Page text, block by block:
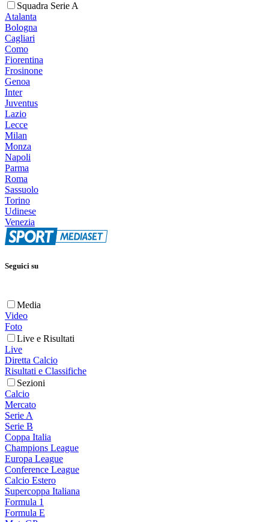
Squadra Serie A
Atalanta
Bologna
Cagliari
Como
Fiorentina
Frosinone
Genoa
Inter
Juventus
Lazio
Lecce
Milan
Monza
Napoli
Parma
Roma
Sassuolo
Torino
Udinese
Venezia
Seguici su
Media
Video
Foto
Live e Risultati
Live
Diretta Calcio
Risultati e Classifiche
Sezioni
Calcio
Mercato
Serie A
Serie B
Coppa Italia
Champions League
Europa League
Conference League
Calcio Estero
Supercoppa Italiana
Formula 1
Formula E